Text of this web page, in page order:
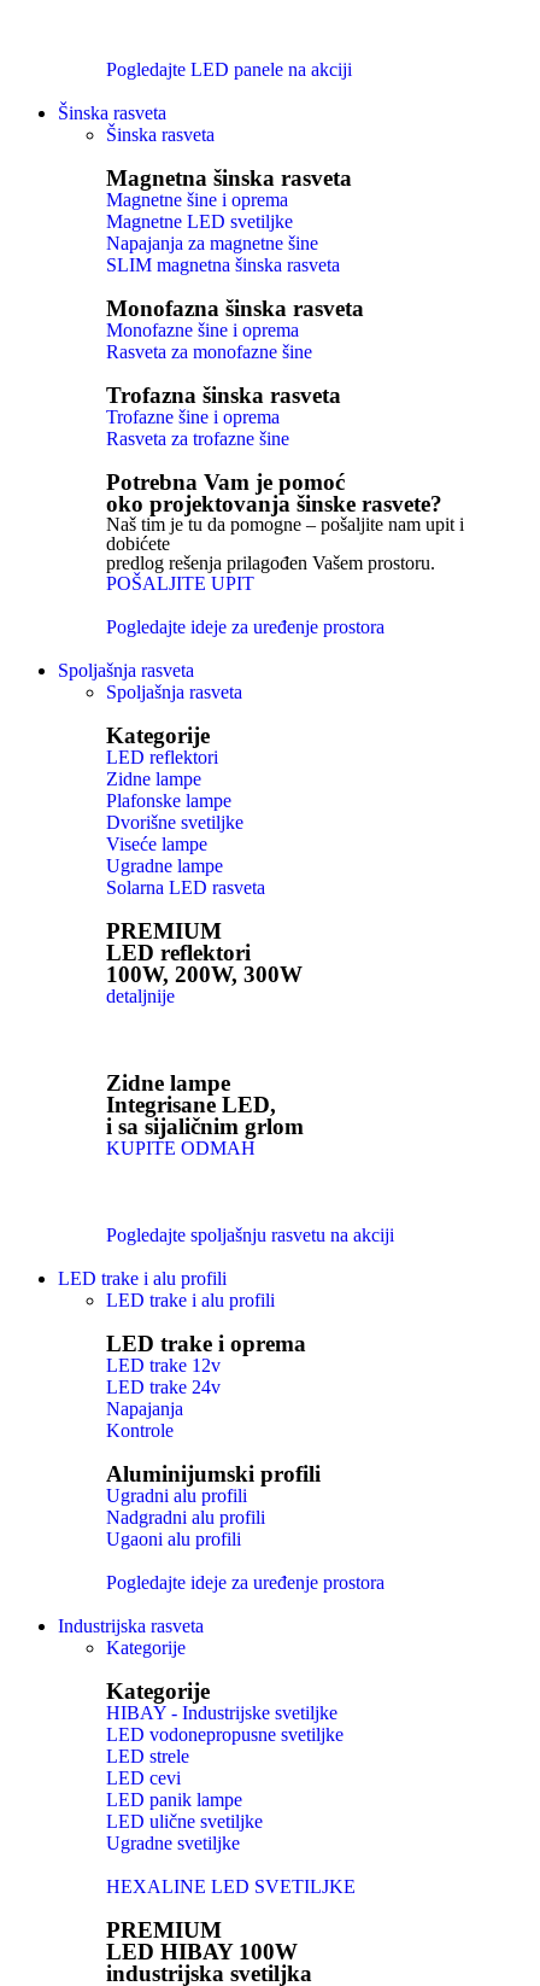
Pogledajte LED panele na akciji
Šinska rasveta
Šinska rasveta
Magnetna šinska rasveta
Magnetne šine i oprema
Magnetne LED svetiljke
Napajanja za magnetne šine
SLIM magnetna šinska rasveta
Monofazna šinska rasveta
Monofazne šine i oprema
Rasveta za monofazne šine
Trofazna šinska rasveta
Trofazne šine i oprema
Rasveta za trofazne šine
Potrebna Vam je pomoć
oko projektovanja šinske rasvete?
Naš tim je tu da pomogne – pošaljite nam upit i
dobićete
predlog rešenja prilagođen Vašem prostoru.
POŠALJITE UPIT
Pogledajte ideje za uređenje prostora
Spoljašnja rasveta
Spoljašnja rasveta
Kategorije
LED reflektori
Zidne lampe
Plafonske lampe
Dvorišne svetiljke
Viseće lampe
Ugradne lampe
Solarna LED rasveta
PREMIUM
LED reflektori
100W, 200W, 300W
detaljnije
Zidne lampe
Integrisane LED,
i sa sijaličnim grlom
KUPITE ODMAH
Pogledajte spoljašnju rasvetu na akciji
LED trake i alu profili
LED trake i alu profili
LED trake i oprema
LED trake 12v
LED trake 24v
Napajanja
Kontrole
Aluminijumski profili
Ugradni alu profili
Nadgradni alu profili
Ugaoni alu profili
Pogledajte ideje za uređenje prostora
Industrijska rasveta
Kategorije
Kategorije
HIBAY - Industrijske svetiljke
LED vodonepropusne svetiljke
LED strele
LED cevi
LED panik lampe
LED ulične svetiljke
Ugradne svetiljke
HEXALINE LED SVETILJKE
PREMIUM
LED HIBAY 100W
industrijska svetiljka